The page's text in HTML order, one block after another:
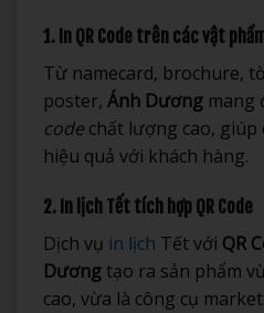
1. In QR Code trên các vật
Từ namecard, brochure,
poster, Ánh Dương mang
codechất lượng cao, giúp
hiệu quả với khách hàng.
2. In lịch Tết tích hợp QR Code
Dịch vụ in lịch Tết với QR
Dương tạo ra sản phẩm
cao, vừa là công cụ